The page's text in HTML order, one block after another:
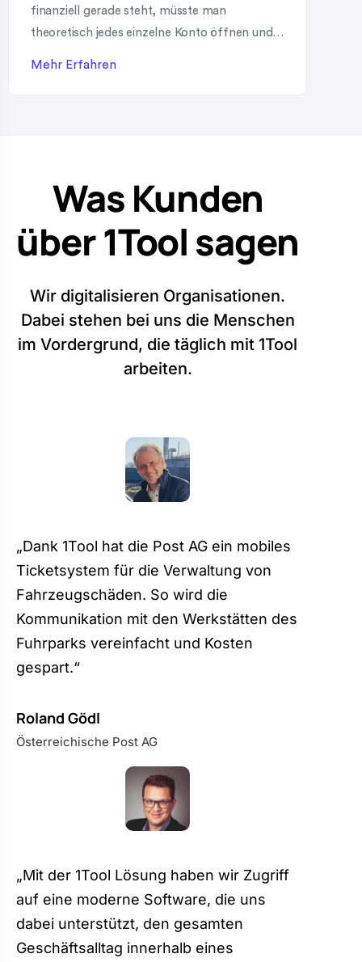
finanziell gerade steht, müsste man
theoretisch jedes einzelne Konto öffnen und
Konten […]
Mehr Erfahren
Was Kunden
über 1Tool sagen
Wir digitalisieren Organisationen.
Dabei stehen bei uns die Menschen
im Vordergrund, die täglich mit 1Tool
arbeiten.
„Dank 1Tool hat die Post AG ein mobiles
Ticketsystem für die Verwaltung von
Fahrzeugschäden. So wird die
Kommunikation mit den Werkstätten des
Fuhrparks vereinfacht und Kosten
gespart.“
Roland Gödl
Österreichische Post AG
„Mit der 1Tool Lösung haben wir Zugriff
auf eine moderne Software, die uns
dabei unterstützt, den gesamten
Geschäftsalltag innerhalb eines